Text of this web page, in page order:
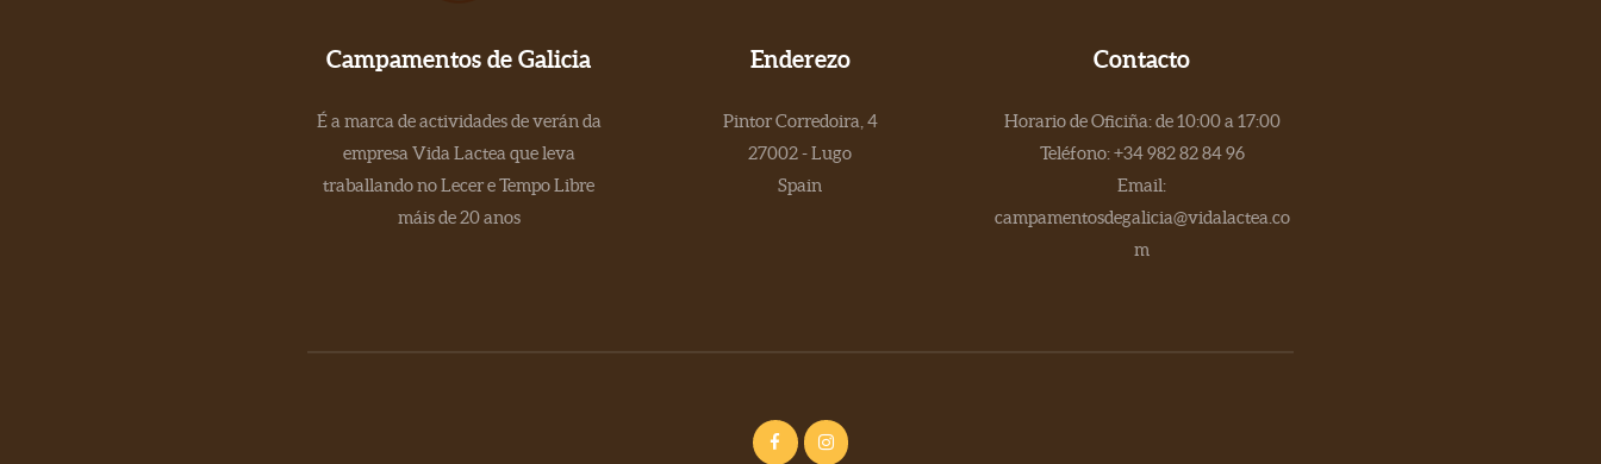
Campamentos de Galicia
É a marca de actividades de verán da
empresa Vida Lactea que leva
traballando no Lecer e Tempo Libre
máis de 20 anos
Enderezo
Pintor Corredoira, 4
27002 - Lugo
Spain
Contacto
Horario de Oficiña: de 10:00 a 17:00
Teléfono: +34 982 82 84 96
Email:
campamentosdegalicia@vidalactea.co
m